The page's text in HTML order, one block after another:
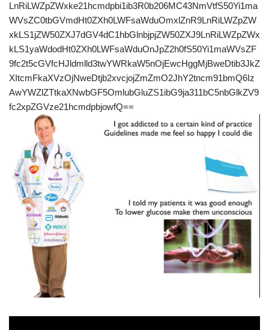
LnRiLWZpZWxke21hcmdpbi1ib3R0b206MC43NmVtfS50Yi1ma
WVsZC0tbGVmdHt0ZXh0LWFsaWduOmxlZnR9LnRiLWZpZW
xkLS1jZW50ZXJ7dGV4dC1hbGlnbjpjZW50ZXJ9LnRiLWZpZWx
kLS1yaWdodHt0ZXh0LWFsaWduOnJpZ2h0fS50Yi1maWVsZF
9fc2t5cGVfcHJldmlld3twYWRkaW5nOjEwcHggMjBweDtib3JkZ
XItcmFkaXVzOjNweDtjb2xvcjojZmZmO2JhY2tncm91bmQ6Iz
AwYWZlZTtkaXNwbGF5OmlubGluZS1ibG9ja311bC5nbGlkZV9
fc2xpZGVze21hcmdpbjowfQ==